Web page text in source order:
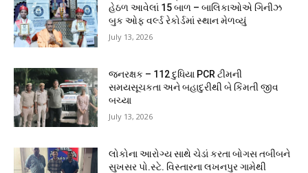
હેઠળ આવેલાં 15 બાળ – બાલિકાઓએ ગિનીઝ
બુક ઓફ વર્લ્ડ રેકોર્ડમાં સ્થાન મેળવ્યું
July 13, 2026
જનરક્ષક – 112 દુધિયા PCR ટીમની
સમયસૂચકતા અને બહાદુરીથી બે કિંમતી જીવ
બચ્યા
July 13, 2026
લોકોના આરોગ્ય સાથે ચેડાં કરતા બોગસ તબીબને
સુખસર પો.સ્ટે. વિસ્તારના લખનપુર ગામેથી